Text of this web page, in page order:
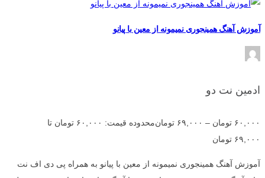
آموزش آهنگ همینجوری نمیمونه از معین با پیانو
ادمین نت دو
۶۰,۰۰۰ تومان – ۶۹,۰۰۰ تومان
محدوده قیمت: ۶۰,۰۰۰ تومان تا
۶۹,۰۰۰ تومان
آموزش آهنگ همینجوری نمیمونه از معین با پیانو به همراه پی دی اف نت